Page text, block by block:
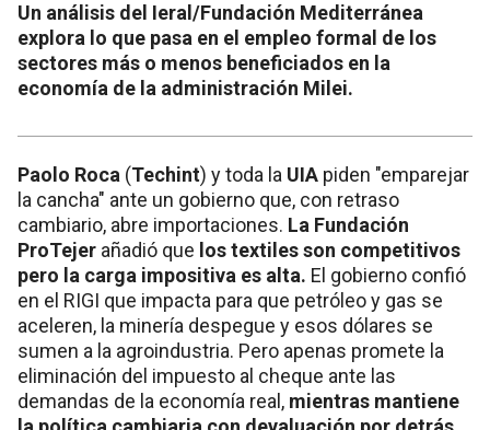
Un análisis del Ieral/Fundación Mediterránea
explora lo que pasa en el empleo formal de los
sectores más o menos beneficiados en la
economía de la administración Milei.
Paolo Roca (Techint) y toda la UIA piden "emparejar
la cancha" ante un gobierno que, con retraso
cambiario, abre importaciones. La Fundación
ProTejer añadió que los textiles son competitivos
pero la carga impositiva es alta. El gobierno confió
en el RIGI que impacta para que petróleo y gas se
aceleren, la minería despegue y esos dólares se
sumen a la agroindustria. Pero apenas promete la
eliminación del impuesto al cheque ante las
demandas de la economía real, mientras mantiene